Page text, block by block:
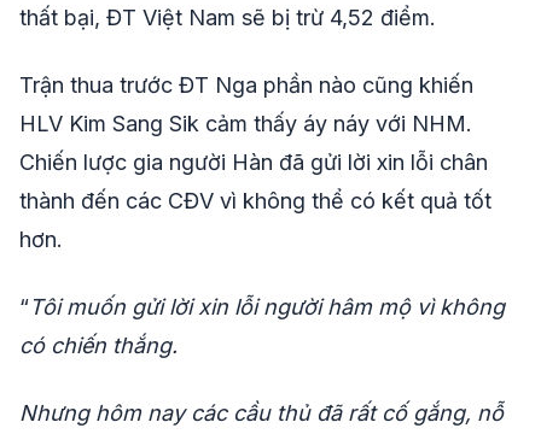
thất bại, ĐT Việt Nam sẽ bị trừ 4,52 điểm.
Trận thua trước ĐT Nga phần nào cũng khiến
HLV Kim Sang Sik cảm thấy áy náy với NHM.
Chiến lược gia người Hàn đã gửi lời xin lỗi chân
thành đến các CĐV vì không thể có kết quả tốt
hơn.
“Tôi muốn gửi lời xin lỗi người hâm mộ vì không
có chiến thắng.
Nhưng hôm nay các cầu thủ đã rất cố gắng, nỗ